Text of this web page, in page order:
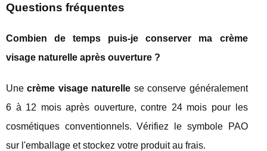
Questions fréquentes
Combien de temps puis-je conserver ma crème
visage naturelle après ouverture ?
Unecrème visage naturelle se conserve généralement
6 à 12 mois après ouverture, contre 24 mois pour les
cosmétiques conventionnels. Vérifiez le symbole PAO
sur l'emballage et stockez votre produit au frais.